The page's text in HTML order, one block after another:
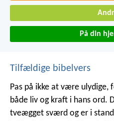
På din
Tilfældige bibelvers
Pas på ikke at være ulydige,
både liv og kraft i hans ord.
tveægget sværd og er i